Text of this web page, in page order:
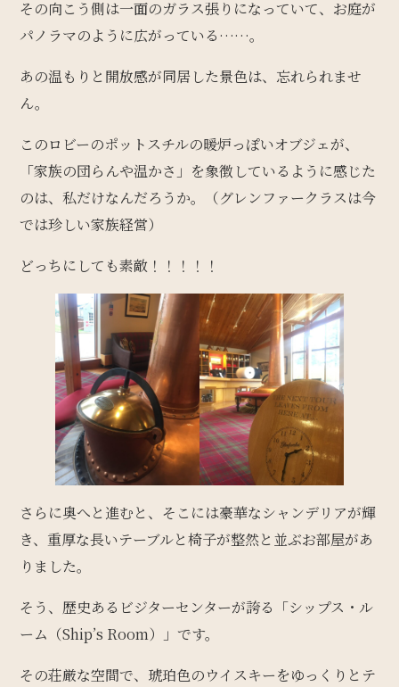
その向こう側は一面のガラス張りになっていて、お庭が
パノラマのように広がっている……。
あの温もりと開放感が同居した景色は、忘れられませ
ん。
このロビーのポットスチルの暖炉っぽいオブジェが、
「家族の団らんや温かさ」を象徴しているように感じた
のは、私だけなんだろうか。（グレンファークラスは今
では珍しい家族経営）
どっちにしても素敵！！！！！
さらに奥へと進むと、そこには豪華なシャンデリアが輝
き、重厚な長いテーブルと椅子が整然と並ぶお部屋があ
りました。
そう、歴史あるビジターセンターが誇る「シップス・ル
ーム（Ship’s Room）」です。
その荘厳な空間で、琥珀色のウイスキーをゆっくりとテ